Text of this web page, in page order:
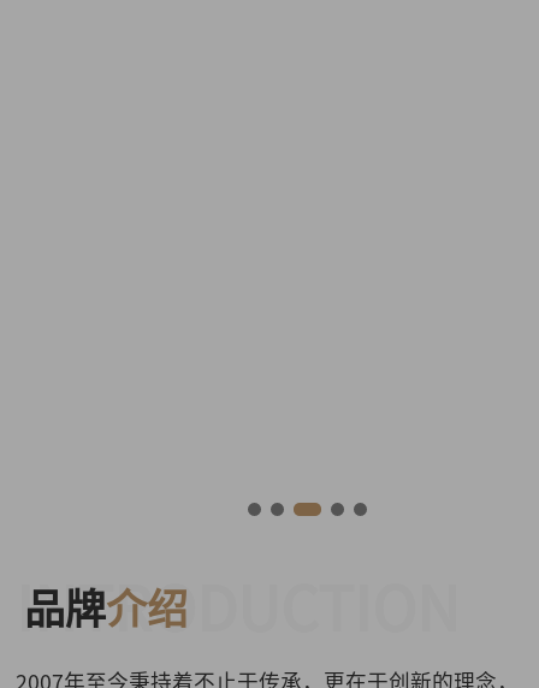
INTRODUCTION
品牌介绍
2007年至今秉持着不止于传承，更在于创新的理念，